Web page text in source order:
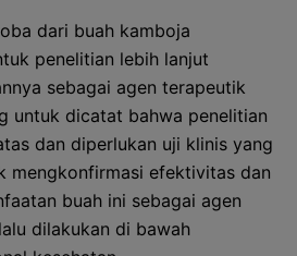
dari buah kamboja
penelitian lebih lanjut
sebagai agen terapeutik
untuk dicatat bahwa penelitian
dan diperlukan uji klinis yang
mengkonfirmasi efektivitas dan
buah ini sebagai agen
dilakukan di bawah